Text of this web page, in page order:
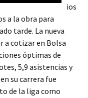
ios
a la obra para
tarde. La nueva
a cotizar en Bolsa
óptimas de
5,9 asistencias y
su carrera fue
de la liga como